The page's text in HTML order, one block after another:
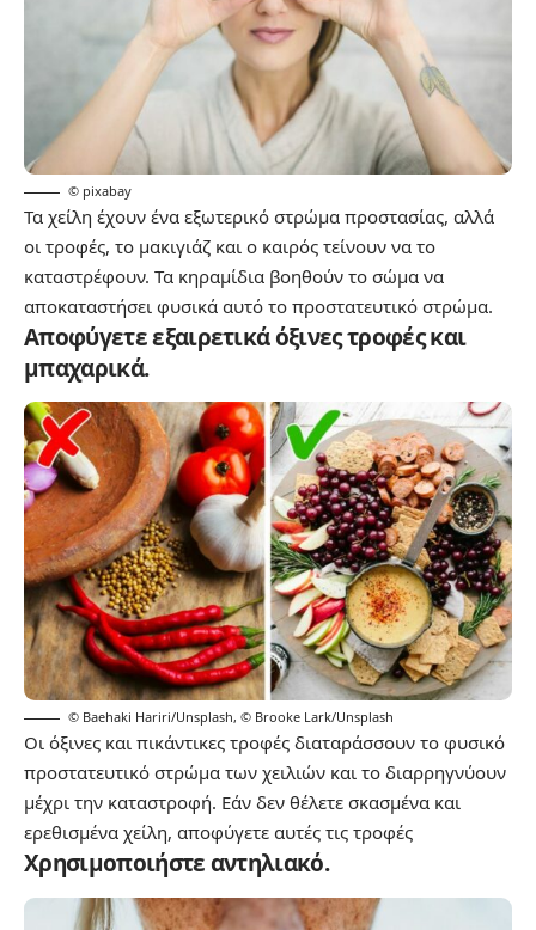
© pixabay
Τα χείλη έχουν ένα εξωτερικό στρώμα προστασίας, αλλά
οι τροφές, το μακιγιάζ και ο καιρός τείνουν να το
καταστρέφουν. Τα κηραμίδια βοηθούν το σώμα να
αποκαταστήσει φυσικά αυτό το προστατευτικό στρώμα.
Αποφύγετε εξαιρετικά όξινες τροφές και
μπαχαρικά.
© Baehaki Hariri/Unsplash, © Brooke Lark/Unsplash
Οι όξινες και πικάντικες τροφές διαταράσσουν το φυσικό
προστατευτικό στρώμα των χειλιών και το διαρρηγνύουν
μέχρι την καταστροφή. Εάν δεν θέλετε σκασμένα και
ερεθισμένα χείλη, αποφύγετε αυτές τις τροφές
Χρησιμοποιήστε αντηλιακό.